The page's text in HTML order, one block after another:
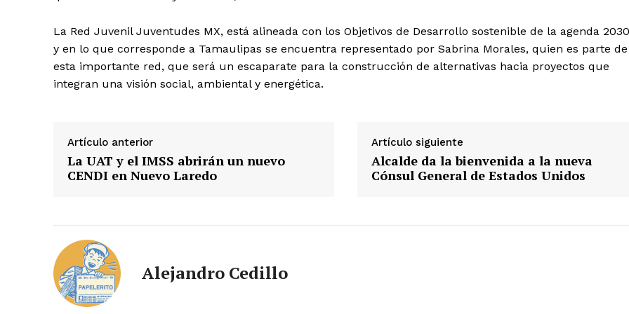
La Red Juvenil Juventudes MX, está alineada con los Objetivos de Desarrollo sostenible de la agenda
y en lo que corresponde a Tamaulipas se encuentra representado por Sabrina Morales, quien es parte de
esta importante red, que será un escaparate para la construcción de alternativas hacia proyectos que
integran una visión social, ambiental y energética.
Artículo anterior
La UAT y el IMSS abrirán un nuevo
CENDI en Nuevo Laredo
Artículo siguiente
Alcalde da la bienvenida a la nueva
Cónsul General de Estados Unidos
Alejandro Cedillo